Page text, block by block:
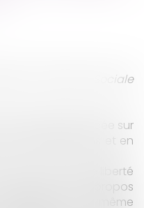
Chambre Sociale
nouveau prononcée sur
le salarié dans et en
de cette liberté
de tenir des propos
De la même